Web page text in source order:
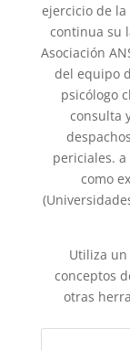
ejercicio de la
continua su
Asociación
del equipo
psicólogo
consulta
periciales.
como
Utiliza
conceptos
otras